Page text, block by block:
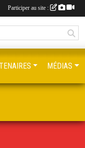
MÉDIAS
Participer au site :